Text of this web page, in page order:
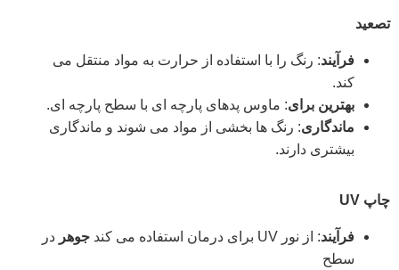
تصعید
فرآیند: رنگ را با استفاده از حرارت به مواد منتقل می
کند.
بهترین برای: ماوس پدهای پارچه ای با سطح پارچه ای.
ماندگاری: رنگ ها بخشی از مواد می شوند و ماندگاری
بیشتری دارند.
چاپ UV
فرآیند: از نور UV برای درمان استفاده می کند جوهر در
سطح